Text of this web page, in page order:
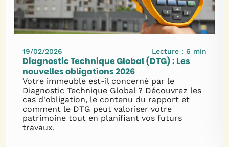
19/02/2026 Lecture : 6 min
Diagnostic Technique Global (DTG) : Les
nouvelles obligations 2026
Votre immeuble est-il concerné par le
Diagnostic Technique Global ? Découvrez les
cas d'obligation, le contenu du rapport et
comment le DTG peut valoriser votre
patrimoine tout en planifiant vos futurs
travaux.